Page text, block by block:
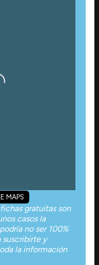
MAPS
gratuitas son
casos la
no ser 100%
suscribirte y
la información